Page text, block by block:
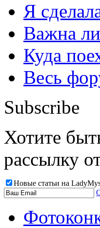
Я
Важна
Куда
Весь
Subscribe
Хотите
рассылку
Новые статьи на